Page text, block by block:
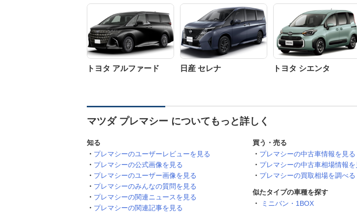
トヨタ アルファード 日産 セレナ トヨタ シエンタ
マツダ プレマシー についてもっと詳しく
知る
プレマシーのユーザーレビューを見る
プレマシーの公式画像を見る
プレマシーのユーザー画像を見る
プレマシーのみんなの質問を見る
プレマシーの関連ニュースを見る
プレマシーの関連記事を見る
買う・売る
プレマシーの中古車情報を見る
プレマシーの中古車相場情報を
プレマシーの買取相場を調べる
似たタイプの車種を探す
ミニバン・1BOX